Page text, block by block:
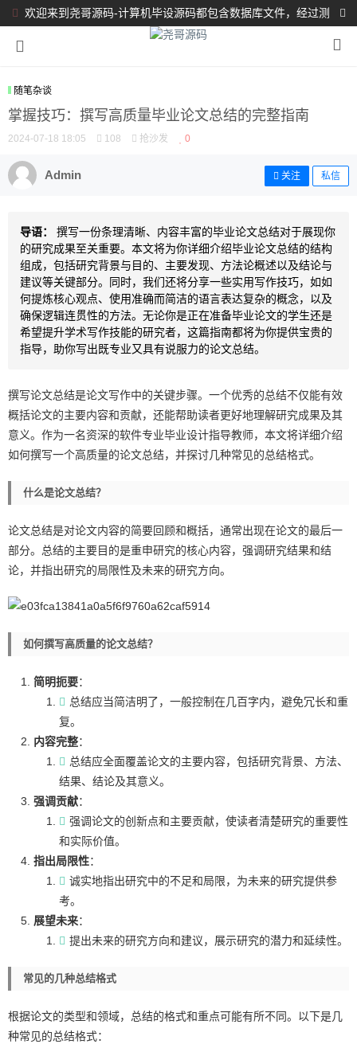
欢迎来到尧哥源码-计算机毕设源码都包含数据库文件，经过测
试都完整可运行！！！
随笔杂谈
掌握技巧：撰写高质量毕业论文总结的完整指南
2024-07-18 18:05 108 抢沙发 0
Admin 关注 私信
导语：
撰写一份条理清晰、内容丰富的毕业论文总结对于展现你
的研究成果至关重要。本文将为你详细介绍毕业论文总结的结构
组成，包括研究背景与目的、主要发现、方法论概述以及结论与
建议等关键部分。同时，我们还将分享一些实用写作技巧，如如
何提炼核心观点、使用准确而简洁的语言表达复杂的概念，以及
确保逻辑连贯性的方法。无论你是正在准备毕业论文的学生还是
希望提升学术写作技能的研究者，这篇指南都将为你提供宝贵的
指导，助你写出既专业又具有说服力的论文总结。
撰写论文总结是论文写作中的关键步骤。一个优秀的总结不仅能有效
概括论文的主要内容和贡献，还能帮助读者更好地理解研究成果及其
意义。作为一名资深的软件专业毕业设计指导教师，本文将详细介绍
如何撰写一个高质量的论文总结，并探讨几种常见的总结格式。
什么是论文总结？
论文总结是对论文内容的简要回顾和概括，通常出现在论文的最后一
部分。总结的主要目的是重申研究的核心内容，强调研究结果和结
论，并指出研究的局限性及未来的研究方向。
如何撰写高质量的论文总结？
简明扼要：
总结应当简洁明了，一般控制在几百字内，避免冗长和重
复。
内容完整：
总结应全面覆盖论文的主要内容，包括研究背景、方法、
结果、结论及其意义。
强调贡献：
强调论文的创新点和主要贡献，使读者清楚研究的重要性
和实际价值。
指出局限性：
诚实地指出研究中的不足和局限，为未来的研究提供参
考。
展望未来：
提出未来的研究方向和建议，展示研究的潜力和延续性。
常见的几种总结格式
根据论文的类型和领域，总结的格式和重点可能有所不同。以下是几
种常见的总结格式：